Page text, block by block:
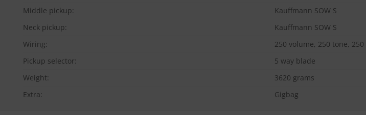
Middle pickup:
Kauffmann SOW S
Neck pickup:
Kauffmann SOW S
Wiring:
250 volume, 250 tone,
Pickup selector:
5 way blade
Weight:
3620 grams
Extra:
Gigbag